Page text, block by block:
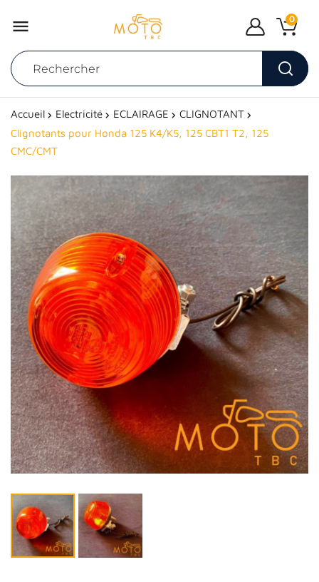
 0
Accueil Electricité ECLAIRAGE
CLIGNOTANT
Clignotants pour Honda 125 K4/K5, 125 CBT1 T2, 125
CMC/CMT